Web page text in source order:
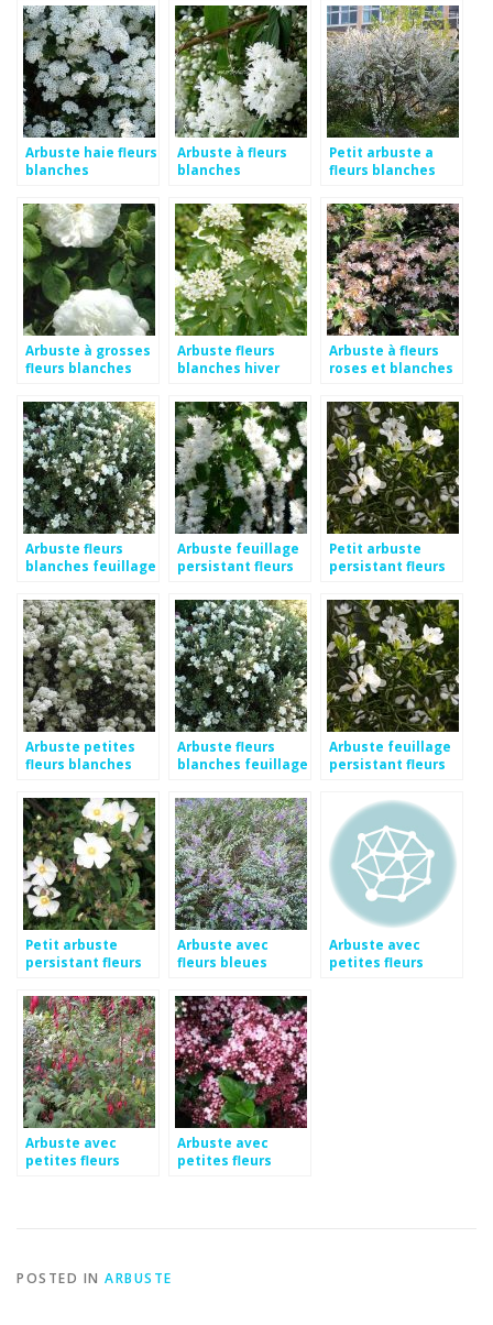
Arbuste haie fleurs
blanches
Arbuste à fleurs
blanches
Petit arbuste a
fleurs blanches
Arbuste à grosses
fleurs blanches
Arbuste fleurs
blanches hiver
Arbuste à fleurs
roses et blanches
Arbuste fleurs
blanches feuillage
Arbuste feuillage
persistant fleurs
Petit arbuste
persistant fleurs
Arbuste petites
fleurs blanches
Arbuste fleurs
blanches feuillage
Arbuste feuillage
persistant fleurs
Petit arbuste
persistant fleurs
Arbuste avec
fleurs bleues
Arbuste avec
petites fleurs
Arbuste avec
petites fleurs
Arbuste avec
petites fleurs
POSTED IN ARBUSTE